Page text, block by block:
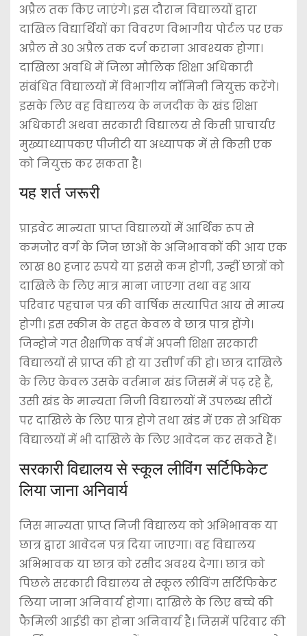
अप्रैल तक किए जाएंगे। इस दौरान विद्यालयों द्वारा
दाखिल विद्यार्थियों का विवरण विभागीय पोर्टल पर एक
अप्रैल से 30 अप्रैल तक दर्ज कराना आवश्यक होगा।
दाखिला अवधि में जिला मौलिक शिक्षा अधिकारी
संबंधित विद्यालयों में विभागीय नॉमिनी नियुक्त करेंगे।
इसके लिए वह विद्यालय के नजदीक के खंड शिक्षा
अधिकारी अथवा सरकारी विद्यालय से किसी प्राचार्यए
मुख्याध्यापकए पीजीटी या अध्यापक में से किसी एक
को नियुक्त कर सकता है।
यह शर्त जरूरी
प्राइवेट मान्यता प्राप्त विद्यालयों में आर्थिक रूप से
कमजोर वर्ग के जिन छाओं के अनिभावकों की आय एक
लाख 80 हजार रुपये या इससे कम होगी, उन्हीं छात्रों को
दाखिले के लिए मात्र माना जाएगा तथा वह आय
परिवार पहचान पत्र की वार्षिक सत्यापित आय से मान्य
होगी। इस स्कीम के तहत केवल वे छात्र पात्र होंगे।
जिन्होने गत शैक्षणिक वर्ष में अपनी शिक्षा सरकारी
विद्यालयों से प्राप्त की हो या उत्तीर्ण की हो। छात्र दाखिले
के लिए केवल उसके वर्तमान खंड जिसमें में पढ़ रहे हैं,
उसी खंड के मान्यता निजी विद्यालयों में उपलब्ध सीटों
पर दाखिले के लिए पात्र होगे तथा खंड में एक से अधिक
विद्यालयों में भी दाखिले के लिए आवेदन कर सकते हैं।
सरकारी विद्यालय से स्कूल लीविंग सर्टिफिकेट
लिया जाना अनिवार्य
जिस मान्यता प्राप्त निजी विद्यालय को अभिभावक या
छात्र द्वारा आवेदन पत्र दिया जाएगा। वह विद्यालय
अभिभावक या छात्र को रसीद अवश्य देगा। छात्र को
पिछले सरकारी विद्यालय से स्कूल लीविंग सर्टिफिकेट
लिया जाना अनिवार्य होगा। दाखिले के लिए बच्चे की
फैमिली आईडी का होना अनिवार्य है। जिसमें परिवार की